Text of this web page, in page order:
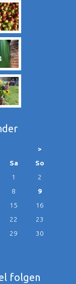
>
SamstagSonntag
1
2
8
9
15
16
22
23
29
30
folgen